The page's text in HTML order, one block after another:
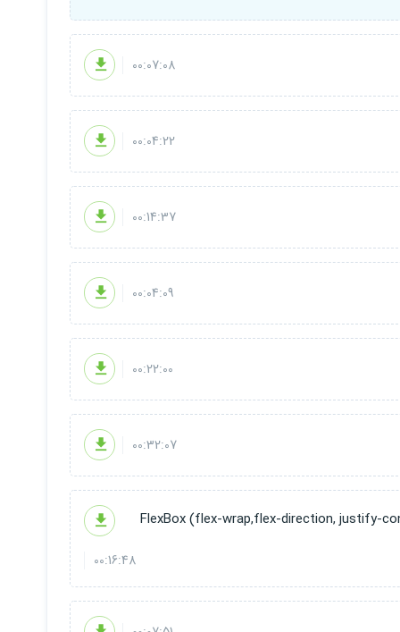
00:07:08
00:04:22
00:14:37
00:04:09
00:22:00
00:32:07
00:16:48